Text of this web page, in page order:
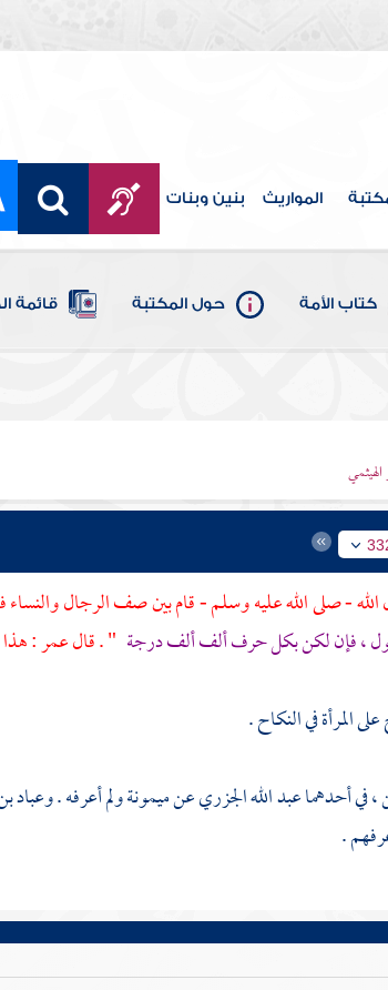
المواريث بنين وبنات
كتاب الأمة حول المكتبة قائمة
- صلى الله عليه وسلم - قام بين صف الرجال
، فإن لكن بكل حرف ألف ألف درجة " . قالعمر:
المرأة في النكاح .
، في أحدهماعبد الله الجزريعنميمونةولم أعرفه .وعباد
.